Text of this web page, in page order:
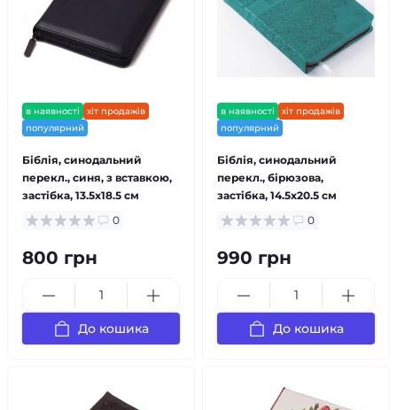
в наявності
хіт продажів
популярний
Біблія, синодальний
перекл., синя, з вставкою,
застібка, 13.5x18.5 см
0
800 грн
До кошика
в наявності
хіт продажів
популярний
Біблія, синодальний
перекл., бірюзова,
застібка, 14.5x20.5 см
0
990 грн
До кошика